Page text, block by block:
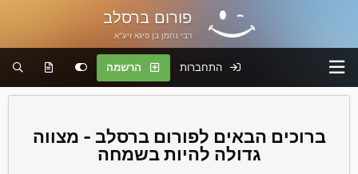
פורום ברסלב
רבי נחמן בן פיגא זיע"א
התחברות הרשמה
פורום ברסלב - מצווה
גדולה להיות בשמחה